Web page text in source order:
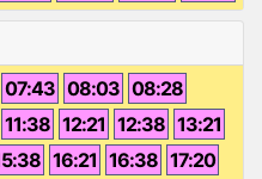
07:43 08:03 08:28
11:38 12:21 12:38 13:21
16:21 16:38 17:20